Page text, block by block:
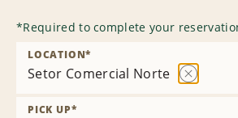
*Required to complete your
Setor Comercial Norte
LOCATION*
PICK UP*